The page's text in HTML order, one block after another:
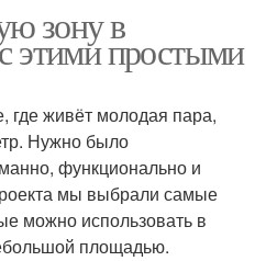
зону в
этими простыми
где живёт молодая пара,
Нужно было
функционально и
мы выбрали самые
можно использовать в
площадью.